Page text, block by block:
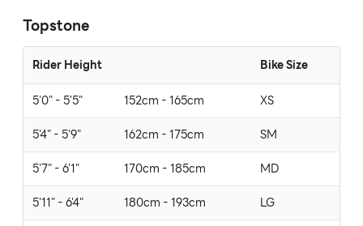
Topstone
Rider Height
Bike Size
5'0" - 5'5"
152cm - 165cm
XS
5'4" - 5'9"
162cm - 175cm
SM
5'7" - 6'1"
170cm - 185cm
MD
5'11" - 6'4"
180cm - 193cm
LG